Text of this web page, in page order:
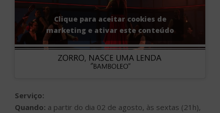
Clique para aceitar cookies de
marketing e ativar este conteúdo
Serviço:
Quando: a partir do dia 02 de agosto, às sextas (21h),